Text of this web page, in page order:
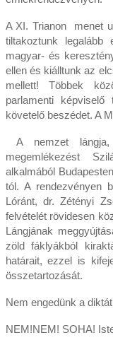
A XI. Trianon menet
tiltakoztunk
magyar- és
ellen és kiálltunk az
mellett! Többek
parlamenti
követelő beszédet. A
A nemzet lángja,
megemlékezést
alkalmából
tól. A rendezvényen
Lóránt, dr. Zétényi
felvételét rövidesen
Lángjának
zöld fáklyákból
határait, ezzel is
összetartozását.
Nem engedünk a
NEM!NEM! SOHA!